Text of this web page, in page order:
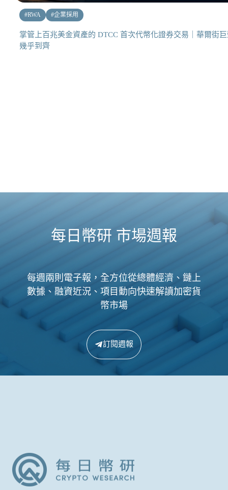
#RWA #企業採用
掌管上百兆美金資產的 DTCC 首次代幣化證券交易｜華爾街
幾乎到齊
每日幣研 市場週報
每週兩則電子報，全方位從總體經濟、鏈上
數據、融資近況、項目動向快速解讀加密貨
幣市場
訂閱週報